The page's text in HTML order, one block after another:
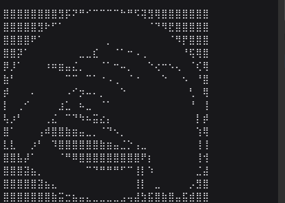
⣿⣿⣿⣿⣿⣿⣿⣿⣻⡯⠝⠛⠊⠉⠉⠉⠉⠓⠛⠫⢽⣻⢿⣿⣿⣿⣿⣿⣿⣿
⣿⣿⣿⣿⣿⣻⠗⠋⠁⠀⠀⠀⠀⠀⠀⠀⠀⠀⠀⠀⠀⠈⠙⠻⣟⣿⣿⣿⣿⣿
⣿⣿⣿⣿⠟⠁⠀⠀⠀⠀⠀⠀⠀⠀⠀⡀⠀⠀⠀⠀⠀⠀⠀⠀⠈⠻⡟⣿⣿⣿
⣿⣿⡽⠁⠀⠀⠀⠀⠀⠀⠀⣀⣀⣎⠀⠀⠈⠁⠒⠠⢀⠀⠀⠀⠀⠀⠘⢯⢿⣿
⡿⡸⠁⠀⠀⠀⠰⠶⣶⣤⣌⡀⠀⠀⠈⠁⠒⠤⡀⠀⠀⠑⢔⠒⠢⢄⠀⠈⢎⢿
⣷⠃⠀⠀⠀⠀⠀⠀⠀⠉⠉⠀⠉⠁⠐⠠⢀⠀⠈⠐⠀⠀⠀⠑⠀⠀⠢⠀⠘⣿
⡾⠀⠀⠀⠄⠀⠀⠀⠀⠠⠊⡲⠤⠄⡀⠀⠀⠑⠀⠀⠀⠀⠀⠀⠀⠀⠀⢃⠀⢿
⡇⠀⢀⠊⠀⠀⠀⠀⣰⣁⠀⠦⣀⠀⠈⠁⠀⠀⠀⠀⠀⠀⠀⠀⠀⠀⠀⠘⠀⢸
⢧⡰⠃⠀⠀⠀⢀⣌⠀⠉⠙⠳⠦⣭⣔⡄⠀⠀⠀⠀⠀⠀⠀⠀⠀⠀⠀⠀⡇⡾
⣿⠁⠀⠀⠀⢠⠾⣿⣿⣷⣶⣤⣀⡀⠈⠙⠢⡀⠀⠀⠀⠀⠀⠀⠀⠀⠀⠀⢱⢿
⣇⣇⠀⠀⡰⠃⠀⠹⣿⣿⣿⣿⣿⣿⣷⣶⣤⣈⡑⢠⣀⠀⠀⠀⠀⠀⠀⠀⢸⢸
⣿⣿⣧⡼⠁⠀⠀⠀⠈⠛⠿⣿⣿⣿⣿⣿⣿⣿⣿⣿⠟⡆⠀⠀⠀⠀⠀⠀⢸⢺
⣿⣿⣿⣽⣦⡀⠀⠀⠀⠀⠀⠀⠉⠙⠛⠛⠛⠋⠉⢸⡇⠱⠀⠀⠀⠀⠀⠀⣈⣼
⣿⣿⣿⣿⣿⣽⣦⣄⠀⠀⠀⠀⠀⠀⠀⠀⠀⠀⠀⢸⡇⠀⣀⠀⠀⠀⠀⡠⣻⣿
⣿⣿⣿⣿⣿⣿⣿⣷⣭⣒⣦⣤⣄⣀⣀⣀⣀⣠⢤⣼⣳⣯⣿⣷⣿⣤⣯⣾⣿⣿